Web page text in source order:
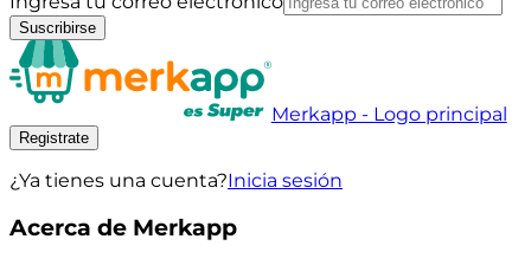
Suscribirse
Merkapp - Logo principal
Registrate
¿Ya tienes una cuenta?Inicia sesión
Acerca de Merkapp